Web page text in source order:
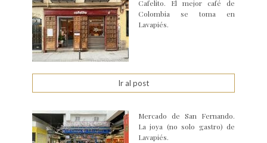
Cafelito. El mejor café de
Colombia se toma en
Lavapiés.
Ir al post
Mercado de San Fernando.
La joya (no solo gastro) de
Lavapiés.